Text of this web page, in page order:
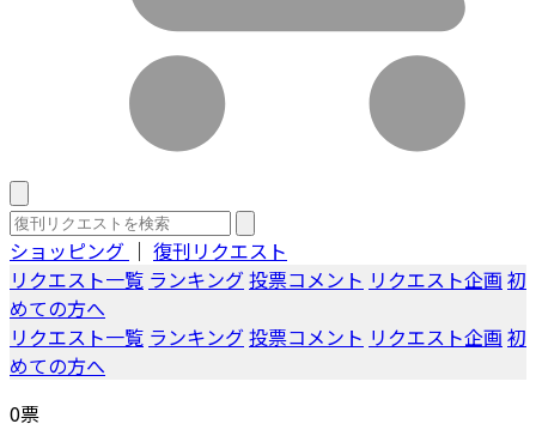
ショッピング ｜ 復刊リクエスト
リクエスト一覧 ランキング投票コメント リクエスト企画 初
めての方へ
リクエスト一覧 ランキング投票コメント リクエスト企画 初
めての方へ
0票